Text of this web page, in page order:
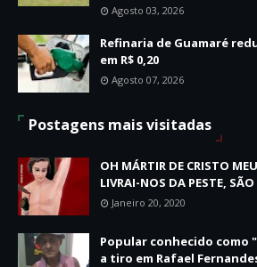
Agosto 03, 2026
Refinaria de Guamaré
em R$ 0,20
Agosto 07, 2026
Postagens mais visitadas
OH MÁRTIR DE CRISTO
LIVRAI-NOS DA PESTE,
Janeiro 20, 2020
Popular conhecido como
a tiro em Rafael